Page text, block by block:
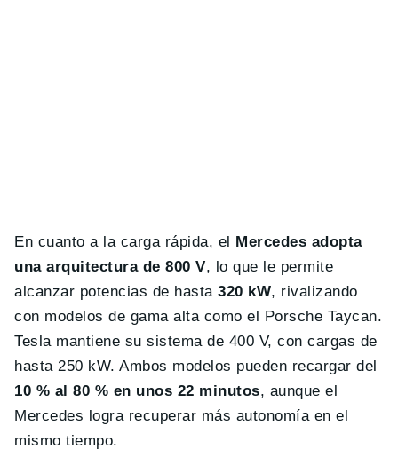
En cuanto a la carga rápida, el
Mercedes adopta
una arquitectura de 800 V, lo que le permite
alcanzar potencias de hasta320 kW, rivalizando
con modelos de gama alta como el Porsche Taycan.
Tesla mantiene su sistema de 400 V, con cargas de
hasta 250 kW. Ambos modelos pueden recargar del
10 % al 80 % en unos 22 minutos, aunque el
Mercedes logra recuperar más autonomía en el
mismo tiempo.